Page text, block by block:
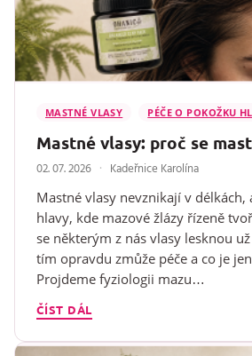
MASTNÉ VLASY PÉČE O POKOŽKU
Mastné vlasy: proč se
02. 07. 2026 Kadeřnice Karolína
Mastné vlasy nevznikají v délkách,
hlavy, kde mazové žlázy řízeně
se některým z nás vlasy lesknou
tím opravdu zmůže péče a co je
Projdeme fyziologii mazu…
ČÍST DÁL